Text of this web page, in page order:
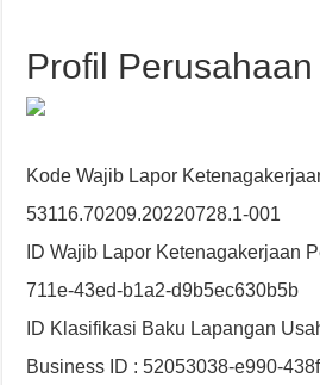
Profil Perusahaan
Kode Wajib Lapor
53116.70209.20220728.1-001
ID Wajib Lapor Ketenagakerjaan
711e-43ed-b1a2-d9b5ec630b5b
ID Klasifikasi Baku Lapangan
Business ID : 52053038-e990-